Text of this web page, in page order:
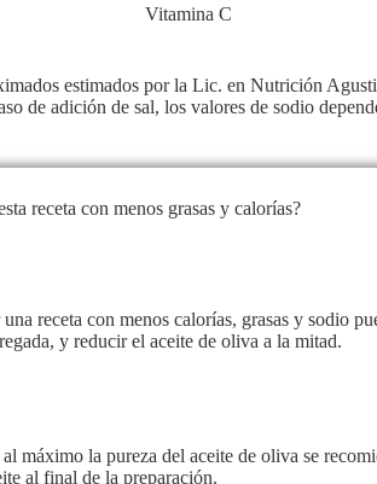
Vitamina C
estimados por la Lic. en Nutrición
de adición de sal, los valores de sodio
receta con menos grasas y calorías?
una receta con menos calorías, grasas y sodio
y reducir el aceite de oliva a la mitad.
máximo la pureza del aceite de oliva se
al final de la preparación.